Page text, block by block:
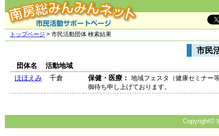
トップページ > 市民活動団体 検索結果
市民
団体名
活動地域
ほほえみ
千倉 保健・医療： 地域フェスタ（健康セミナー
御待ち申し上げております。
Copyright©